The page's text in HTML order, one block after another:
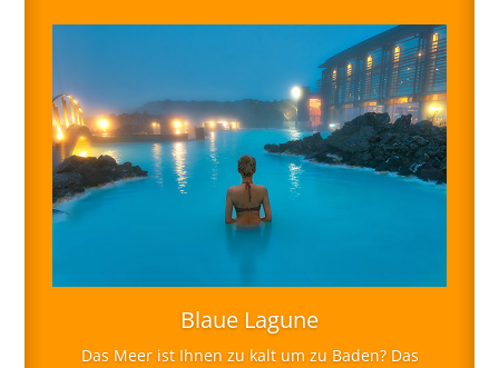
Blaue Lagune
Das Meer ist Ihnen zu kalt um zu Baden? Das